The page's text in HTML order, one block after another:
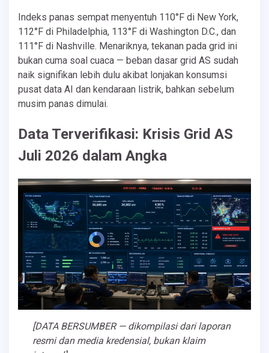
Indeks panas sempat menyentuh 110°F di New York,
112°F di Philadelphia, 113°F di Washington D.C., dan
111°F di Nashville. Menariknya, tekanan pada grid ini
bukan cuma soal cuaca — beban dasar grid AS sudah
naik signifikan lebih dulu akibat lonjakan konsumsi
pusat data AI dan kendaraan listrik, bahkan sebelum
musim panas dimulai.
Data Terverifikasi: Krisis Grid AS
Juli 2026 dalam Angka
[DATA BERSUMBER — dikompilasi dari laporan
resmi dan media kredensial, bukan klaim